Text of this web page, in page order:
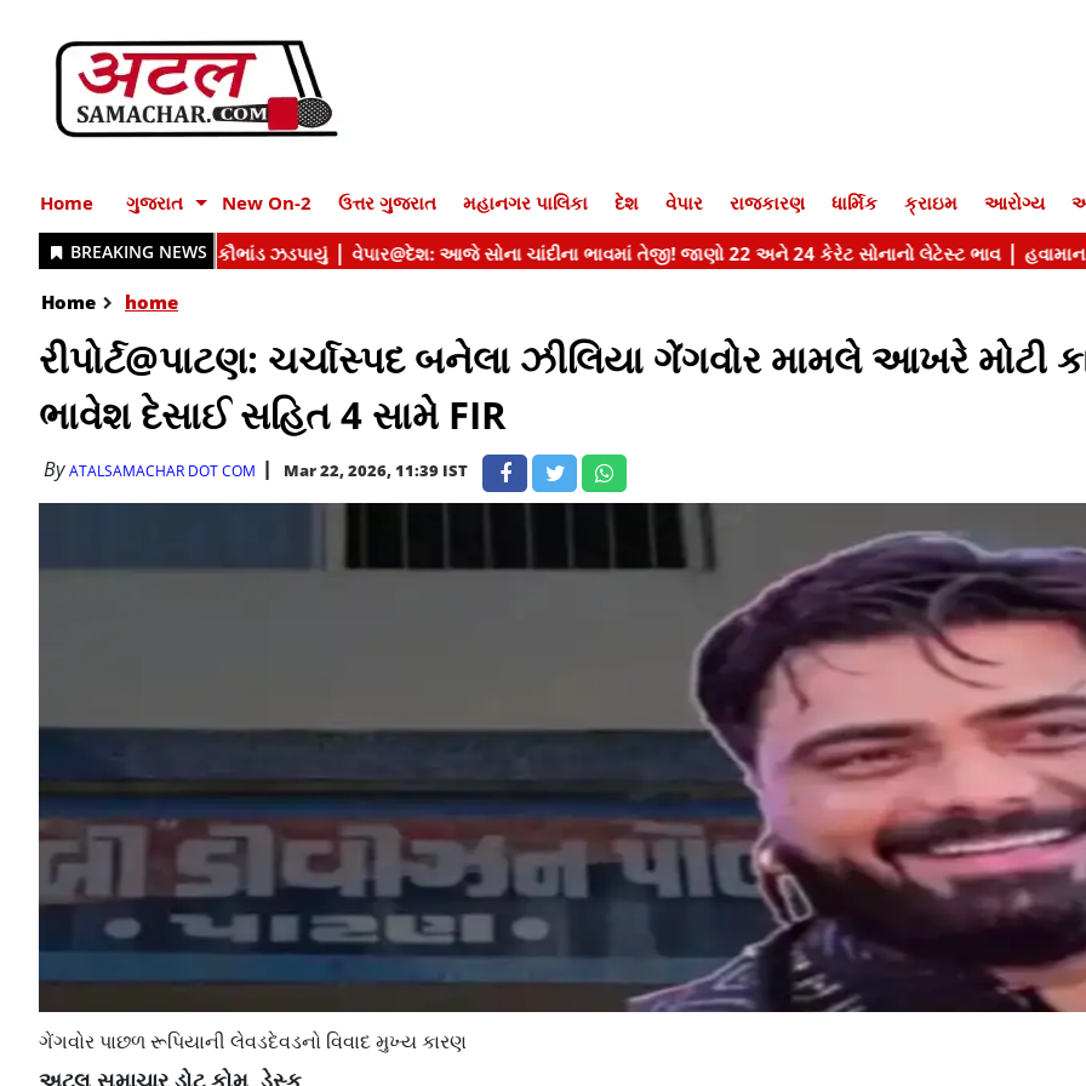
Home ગુજરાત New On-2 ઉત્તર ગુજરાત મહાનગર પાલિકા દેશ વેપાર રાજકારણ ધાર્મિક ક્રાઇમ આરોગ્ય
Home home
રીપોર્ટ@પાટણ: ચર્ચાસ્પદ બનેલા ઝીલિયા ગેંગવોર મામલે આખરે મોટી
ભાવેશ દેસાઈ સહિત 4 સામે FIR
ByATALSAMACHAR DOT COM Mar 22, 2026, 11:39 IST
ગેંગવોર પાછળ રૂપિયાની લેવડદેવડનો વિવાદ મુખ્ય કારણ
અટલ સમાચાર ડોટ કોમ, ડેસ્ક